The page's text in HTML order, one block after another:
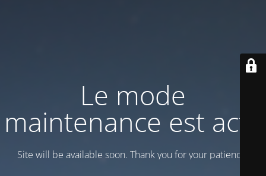
Le mode
maintenance est actif
Site will be available soon. Thank you for your patience!